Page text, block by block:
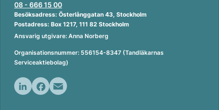
08 - 666 15 00
Besöksadress: Österlånggatan 43, Stockholm
Postadress: Box 1217, 111 82 Stockholm
Ansvarig utgivare: Anna Norberg
Organisationsnummer: 556154-8347 (Tandläkarnas
Serviceaktiebolag)